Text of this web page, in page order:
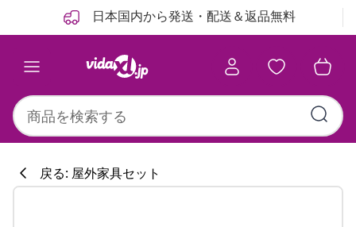
日本国内から発送・配送＆返品無料
戻る: 屋外家具セット